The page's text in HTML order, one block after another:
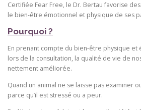
Certifiée Fear Free, le Dr. Bertau favorise
le bien-être émotionnel et physique de ses
Pourquoi ?
En prenant compte du bien-être physique et
lors de la consultation, la qualité de vie de
nettement améliorée.
Quand un animal ne se laisse pas examiner
parce qu’il est stressé ou a peur.